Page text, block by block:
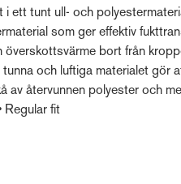
ett tunt ull- och
som ger effektiv
bort från
och luftiga materialet gör
av återvunnen polyester och
Regular fit